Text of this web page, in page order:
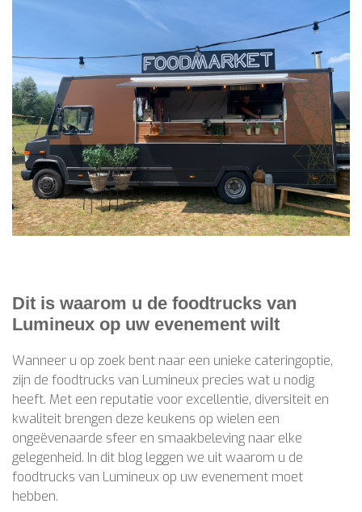
Dit is waarom u de foodtrucks van
Lumineux op uw evenement wilt
Wanneer u op zoek bent naar een unieke cateringoptie,
zijn de foodtrucks van Lumineux precies wat u nodig
heeft. Met een reputatie voor excellentie, diversiteit en
kwaliteit brengen deze keukens op wielen een
ongeëvenaarde sfeer en smaakbeleving naar elke
gelegenheid. In dit blog leggen we uit waarom u de
foodtrucks van Lumineux op uw evenement moet
hebben.